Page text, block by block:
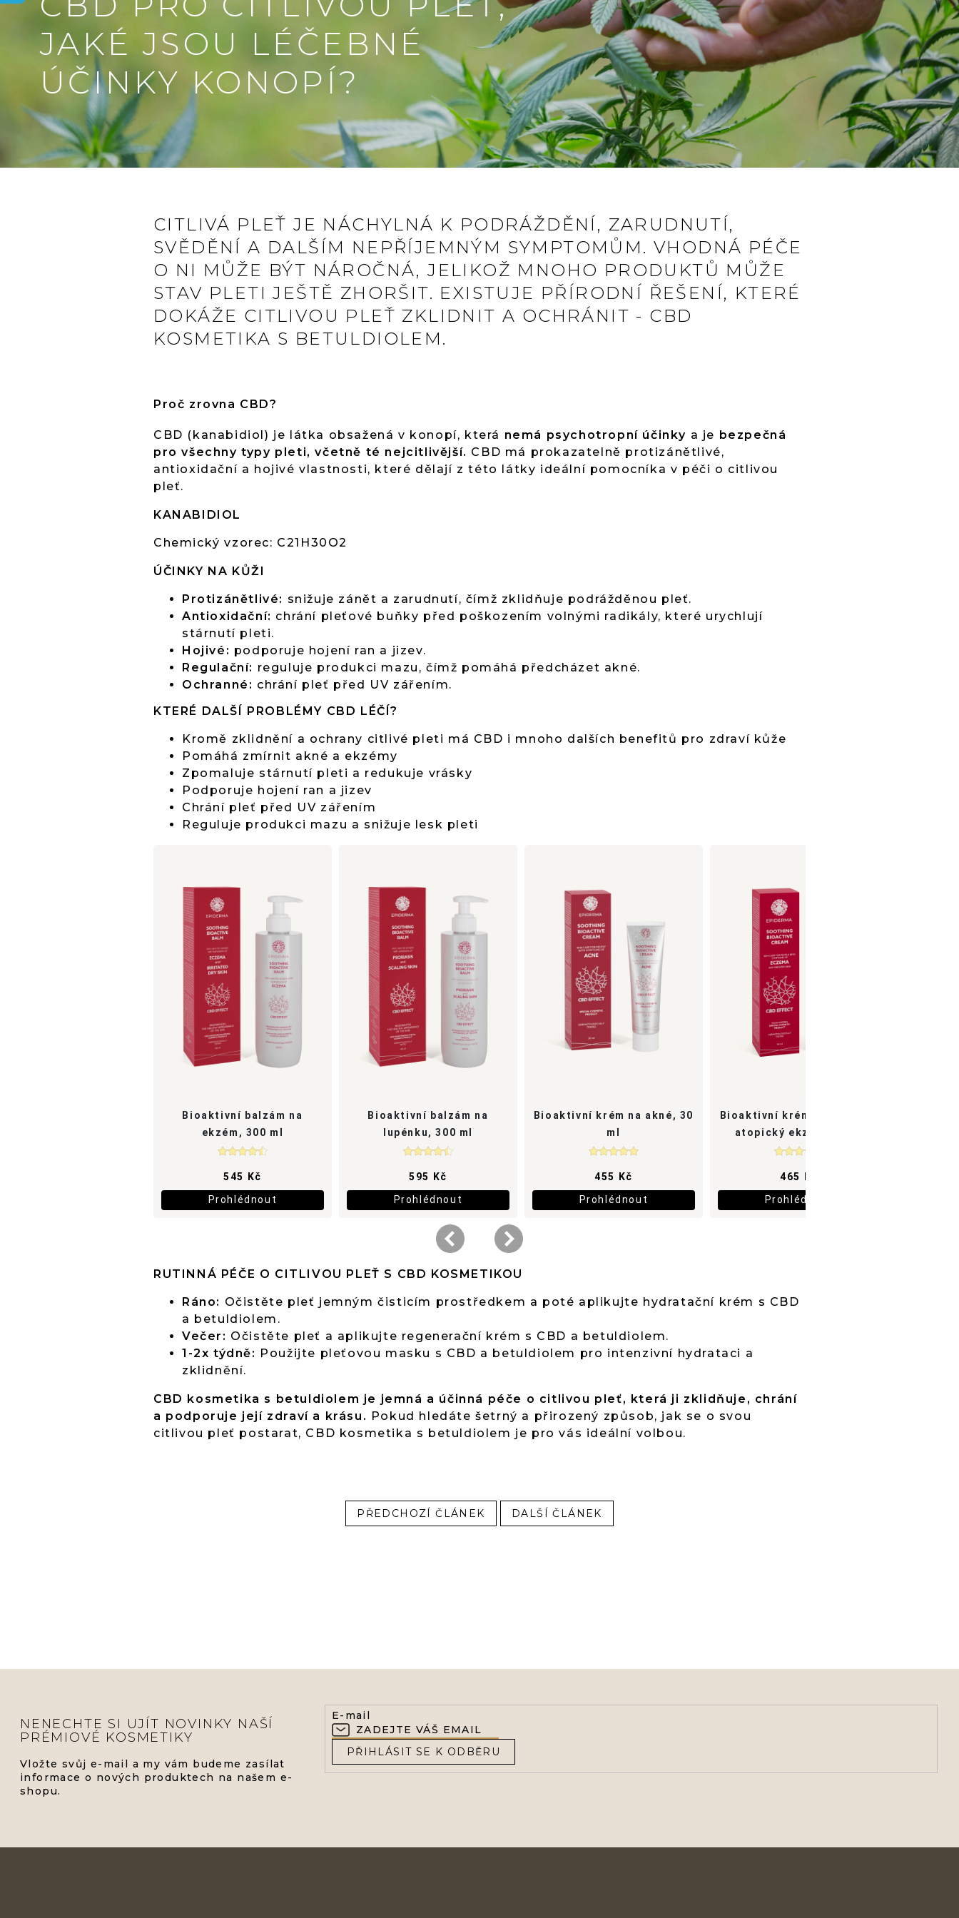
JAKÉ JSOU LÉČEBNÉ
ÚČINKY KONOPÍ?
CITLIVÁ PLEŤ JE NÁCHYLNÁ K PODRÁŽDĚNÍ, ZARUDNUTÍ,
SVĚDĚNÍ A DALŠÍM NEPŘÍJEMNÝM SYMPTOMŮM. VHODNÁ PÉČE
O NI MŮŽE BÝT NÁROČNÁ, JELIKOŽ MNOHO PRODUKTŮ MŮŽE
STAV PLETI JEŠTĚ ZHORŠIT. EXISTUJE PŘÍRODNÍ ŘEŠENÍ, KTERÉ
DOKÁŽE CITLIVOU PLEŤ ZKLIDNIT A OCHRÁNIT - CBD
KOSMETIKA S BETULDIOLEM.
Proč zrovna CBD?
CBD (kanabidiol) je látka obsažená v konopí, která nemá psychotropní účinky a je bezpečná
pro všechny typy pleti, včetně té nejcitlivější. CBD má prokazatelně protizánětlivé,
antioxidační a hojivé vlastnosti, které dělají z této látky ideální pomocníka v péči o citlivou
pleť.
KANABIDIOL
Chemický vzorec: C21H30O2
ÚČINKY NA KŮŽI
Protizánětlivé: snižuje zánět a zarudnutí, čímž zklidňuje podrážděnou pleť.
Antioxidační: chrání pleťové buňky před poškozením volnými radikály, které urychlují
stárnutí pleti.
Hojivé: podporuje hojení ran a jizev.
Regulační: reguluje produkci mazu, čímž pomáhá předcházet akné.
Ochranné: chrání pleť před UV zářením.
KTERÉ DALŠÍ PROBLÉMY CBD LÉČÍ?
Kromě zklidnění a ochrany citlivé pleti má CBD i mnoho dalších benefitů pro zdraví kůže
Pomáhá zmírnit akné a ekzémy
Zpomaluje stárnutí pleti a redukuje vrásky
Podporuje hojení ran a jizev
Chrání pleť před UV zářením
Reguluje produkci mazu a snižuje lesk pleti
RUTINNÁ PÉČE O CITLIVOU PLEŤ S CBD KOSMETIKOU
Ráno: Očistěte pleť jemným čisticím prostředkem a poté aplikujte hydratační krém s CBD
a betuldiolem.
Večer: Očistěte pleť a aplikujte regenerační krém s CBD a betuldiolem.
1-2x týdně: Použijte pleťovou masku s CBD a betuldiolem pro intenzivní hydrataci a
zklidnění.
CBD kosmetika s betuldiolem je jemná a účinná péče o citlivou pleť, která ji zklidňuje, chrání
a podporuje její zdraví a krásu. Pokud hledáte šetrný a přirozený způsob, jak se o svou
citlivou pleť postarat, CBD kosmetika s betuldiolem je pro vás ideální volbou.
PŘEDCHOZÍ ČLÁNEK DALŠÍ ČLÁNEK
NENECHTE SI UJÍT NOVINKY NAŠÍ
PRÉMIOVÉ KOSMETIKY
Vložte svůj e-mail a my vám budeme zasílat
informace o nových produktech na našem e-
shopu.
E-mail
PŘIHLÁSIT SE K ODBĚRU